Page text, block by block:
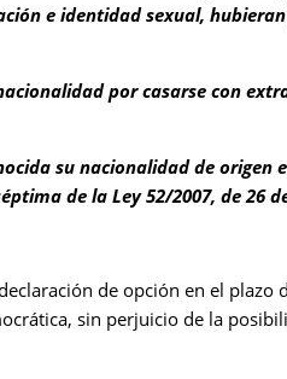
e identidad sexual,
por casarse con
su nacionalidad de origen
de la Ley 52/2007, de 26
de opción en el plazo
sin perjuicio de la